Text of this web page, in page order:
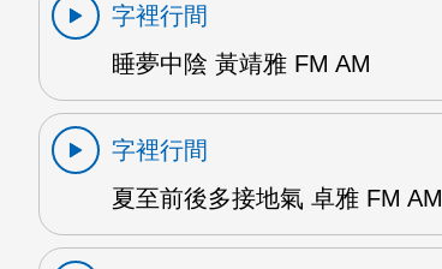
字裡行間
睡夢中陰 黃靖雅 FM AM
字裡行間
夏至前後多接地氣 卓雅 FM AM